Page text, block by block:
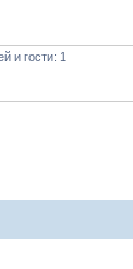
и гости: 1